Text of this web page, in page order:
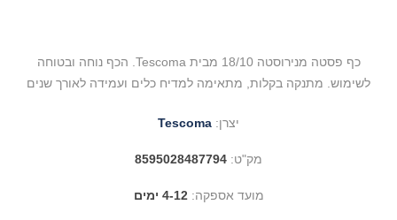
כף פסטה מנירוסטה 18/10 מבית Tescoma. הכף נוחה ובטוחה
לשימוש. מתנקה בקלות, מתאימה למדיח כלים ועמידה לאורך שנים
יצרן: Tescoma
מק"ט: 8595028487794
מועד אספקה: 4-12 ימים